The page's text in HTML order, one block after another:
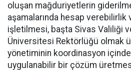
oluşan mağduriyetlerin
aşamalarında hesap verebilirlik
işletilmesi, başta Sivas Valiliği
Üniversitesi Rektörlüğü olmak
yönetiminin koordinasyon içinde
uygulanabilir bir çözüm